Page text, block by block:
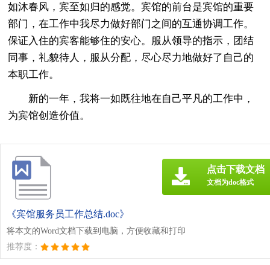
如沐春风，宾至如归的感觉。宾馆的前台是宾馆的重要
部门，在工作中我尽力做好部门之间的互通协调工作。
保证入住的宾客能够住的安心。服从领导的指示，团结
同事，礼貌待人，服从分配，尽心尽力地做好了自己的
本职工作。
新的一年，我将一如既往地在自己平凡的工作中，
为宾馆创造价值。
《宾馆服务员工作总结.doc》
将本文的Word文档下载到电脑，方便收藏和打印
推荐度：
点击下载文档
文档为doc格式